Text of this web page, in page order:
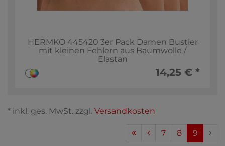
HERMKO 445420 3er Pack Damen Bustier
mit kleinen Fehlern aus Baumwolle /
Elastan
14,25 € *
* inkl. ges. MwSt. zzgl. Versandkosten
7 8 9